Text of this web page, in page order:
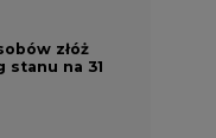
złóż
stanu na 31